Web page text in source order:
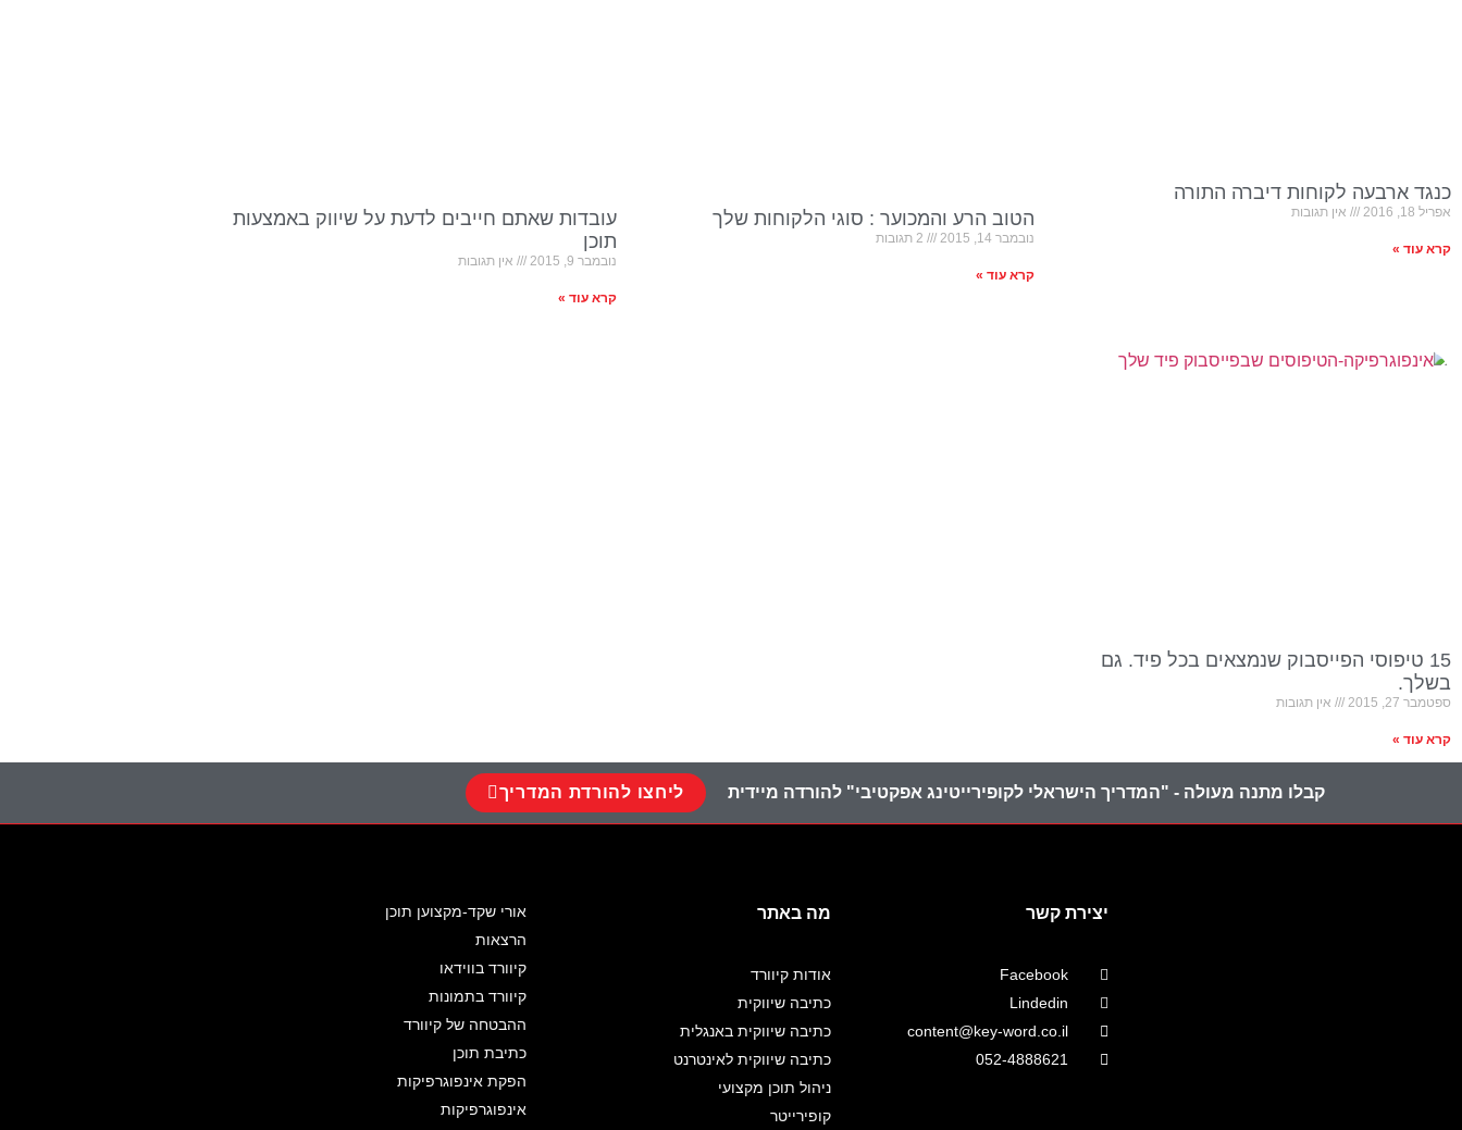
כנגד ארבעה לקוחות דיברה התורה
אפריל 18, 2016 אין תגובות
קרא עוד »
הטוב הרע והמכוער : סוגי הלקוחות שלך
נובמבר 14, 2015
קרא עוד »
עובדות שאתם חייבים לדעת על שיווק באמצעות
תוכן
נובמבר 9, 2015 אין תגובות
קרא עוד »
15 טיפוסי הפייסבוק שנמצאים בכל פיד. גם
בשלך.
ספטמבר 27, 2015 אין תגובות
קרא עוד »
קבלו מתנה מעולה - "המדריך הישראלי לקופירייטינג אפקטיבי" להורדה מיידית ליחצו להורדת המדריך
יצירת קשר
Facebook
Lindedin
content@key-word.co.il
052-4888621
מה באתר
אודות קיוורד
כתיבה שיווקית
כתיבה שיווקית באנגלית
כתיבה שיווקית לאינטרנט
ניהול תוכן מקצועי
קופירייטר
אורי שקד-מקצוען תוכן
הרצאות
קיוורד בווידאו
קיוורד בתמונות
ההבטחה של קיוורד
כתיבת תוכן
הפקת אינפוגרפיקות
אינפוגרפיקות